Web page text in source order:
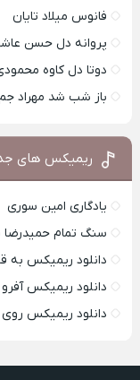
فانوس میلاد تایان
پروانه دل حسن
دوتا دل کاوه
باز شب شد مهراد
ریمیکس های
یادگاری امین سوری
سنگ تمام حمیدرضا
دانلود ریمیکس به
دانلود ریمیکس
دانلود ریمیکس روی